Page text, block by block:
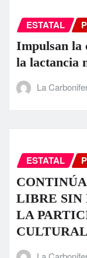
ESTATAL
Impulsan la
la lactancia
La
ESTATAL
LIBRE SIN
LA
CULTURAL